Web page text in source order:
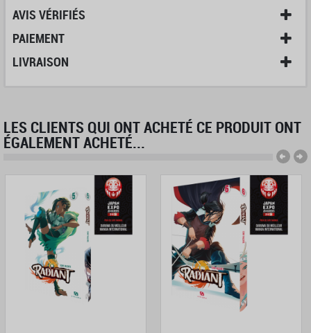
AVIS VÉRIFIÉS
PAIEMENT
LIVRAISON
LES CLIENTS QUI ONT ACHETÉ CE PRODUIT ONT
ÉGALEMENT ACHETÉ...